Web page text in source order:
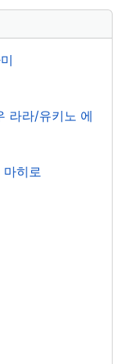
라라/유키노 에
마히로